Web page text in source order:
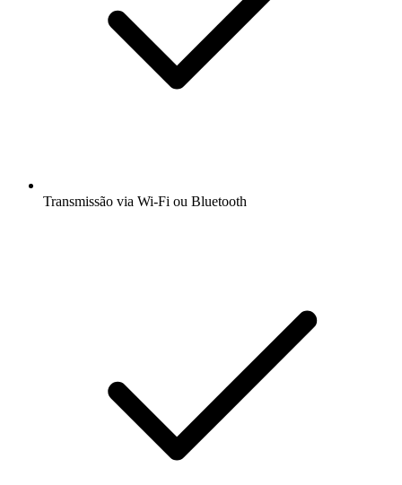
Transmissão via Wi-Fi ou Bluetooth